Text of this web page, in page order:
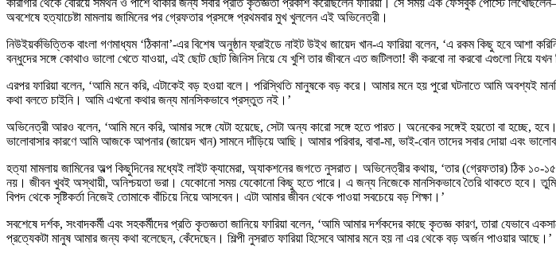
কারাগার থেকে বেরিয়ে সমর্থন ও পাশে থাকার জন্য সবার প্রতি কৃতজ্ঞতা প্রকাশ করেছিলেন ফারিয়া। সে সময় এক ফেসবুক পোস্টে
অবশেষে হত্যাচেষ্টা মামলায় জামিনের পর গ্রেফতার প্রসঙ্গে প্রথমবার মুখ খুললেন এই অভিনেত্রী।
নিউইয়র্কভিত্তিক বাংলা গণমাধ্যম ‘ঠিকানা’-এর বিশেষ অনুষ্ঠান ফ্রাইডে নাইট উইথ জায়েদ খান-এ ফারিয়া বলেন, ‘এ রকম কিছু হবে আশা
বন্ধুদের সঙ্গে কোথাও ভালো খেতে যাওয়া, এই ছোট ছোট জিনিস নিয়ে যে খুশি তার জীবনে এত জটিলতা! কী করবো না করবো এগুলো নিয়ে
এরপর ফারিয়া বলেন, ‘আমি মনে করি, এটাকেই বড় হওয়া বলে। পরিস্থিতি মানুষকে বড় করে। আমার মনে হয় পুরো ঘটনাতে আমি অবশ্যই
কথা বলতে চাইনি। আমি এখনো কথার জন্য মানসিকভাবে প্রস্তুত নই।’
অভিনেত্রী আরও বলেন, ‘আমি মনে করি, আমার সঙ্গে যেটা হয়েছে, সেটা অন্য কারো সঙ্গে হতে পারত। অনেকের সঙ্গেই হয়তো বা হচ্ছে,
ভালোবাসার কারণে আমি আজকে আপনার (জায়েদ খান) সামনে দাঁড়িয়ে আছি। আমার পরিবার, বাবা-মা, ভাই-বোন তাদের সবার দোয়া এবং
হত্যা মামলায় জামিনের অল্প কিছুদিনের মধ্যেই লাইট ক্যামেরা, অ্যাকশনের জগতে নুসরাত। অভিনেত্রীর কথায়, ‘তার (গ্রেফতার) ঠিক
নয়। জীবন খুবই অস্থায়ী, অনিশ্চয়তা ভরা। যেকোনো সময় যেকোনো কিছু হতে পারে। এ জন্য নিজেকে মানসিকভাবে তৈরি থাকতে হবে।
বিপদ থেকে সৃষ্টিকর্তা নিজেই তোমাকে বাঁচিয়ে নিয়ে আসবেন। এটা আমার জীবন থেকে পাওয়া সবচেয়ে বড় শিক্ষা।’
সবশেষে দর্শক, সংবাদকর্মী এবং সহকর্মীদের প্রতি কৃতজ্ঞতা জানিয়ে ফারিয়া বলেন, ‘আমি আমার দর্শকদের কাছে কৃতজ্ঞ কারণ, তারা যেভাবে
প্রত্যেকটা মানুষ আমার জন্য কথা বলেছেন, কেঁদেছেন। শিল্পী নুসরাত ফারিয়া হিসেবে আমার মনে হয় না এর থেকে বড় অর্জন পাওয়ার আছে।’